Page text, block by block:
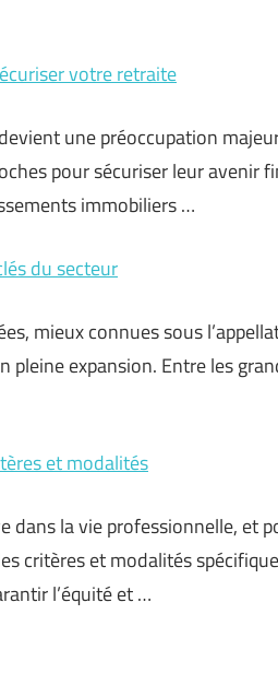
votre retraite
une préoccupation
pour sécuriser leur avenir
immobiliers …
du secteur
mieux connues sous
pleine expansion. Entre les
et modalités
dans la vie professionnelle, et
critères et modalités
l’équité et …